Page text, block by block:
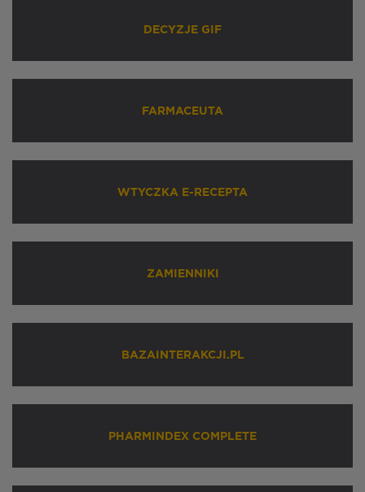
DECYZJE GIF
FARMACEUTA
WTYCZKA E-RECEPTA
ZAMIENNIKI
BAZAINTERAKCJI.PL
PHARMINDEX COMPLETE